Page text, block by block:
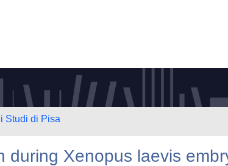
Studi di Pisa
during Xenopus laevis